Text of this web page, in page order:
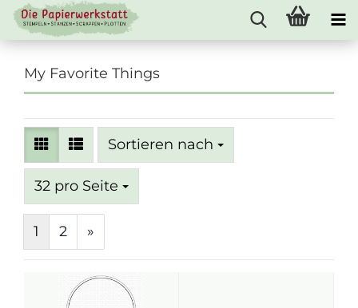
My Favorite Things
Sortieren nach
Sortieren nach
32 pro Seite
pro Seite
1 2 »